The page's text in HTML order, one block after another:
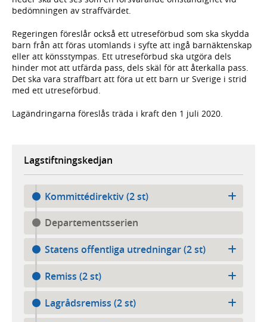
bedömningen av straffvärdet.
Regeringen föreslår också ett utreseförbud som ska skydda
barn från att föras utomlands i syfte att ingå barnäktenskap
eller att könsstympas. Ett utreseförbud ska utgöra dels
hinder mot att utfärda pass, dels skäl för att återkalla pass.
Det ska vara straffbart att föra ut ett barn ur Sverige i strid
med ett utreseförbud.
Lagändringarna föreslås träda i kraft den 1 juli 2020.
Lagstiftningskedjan
Kommittédirektiv (2 st)
Departementsserien
Statens offentliga utredningar (2 st)
Remiss (2 st)
Lagrådsremiss (2 st)